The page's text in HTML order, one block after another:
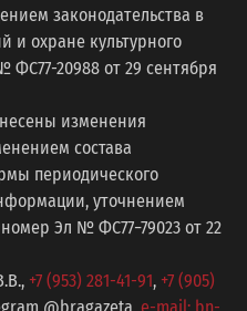
законодательства в
и охране культурного
ФС77-20988 от 29 сентября
изменения
состава
периодического
уточнением
Эл № ФС77−79023 от 22
+7 (953) 281-41-91, +7 (905)